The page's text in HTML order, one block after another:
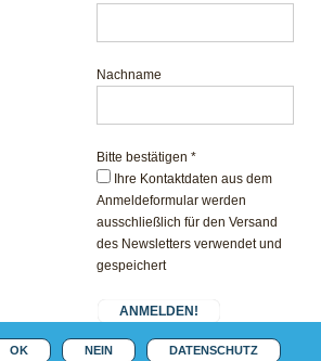
Nachname
Bitte bestätigen*
Ihre Kontaktdaten aus dem
Anmeldeformular werden
ausschließlich für den Versand
des Newsletters verwendet und
gespeichert
OK NEIN DATENSCHUTZ